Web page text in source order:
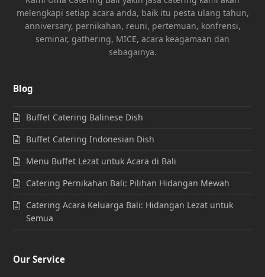
melengkapi setiap acara anda, baik itu pesta ulang tahun,
anniversary, pernikahan, reuni, pertemuan, konfrensi,
seminar, gathering, MICE, acara keagamaan dan
sebagainya.
Blog
Buffet Catering Balinese Dish
Buffet Catering Indonesian Dish
Menu Buffet Lezat untuk Acara di Bali
Catering Pernikahan Bali: Pilihan Hidangan Mewah
Catering Acara Keluarga Bali: Hidangan Lezat untuk
Semua
Our Service